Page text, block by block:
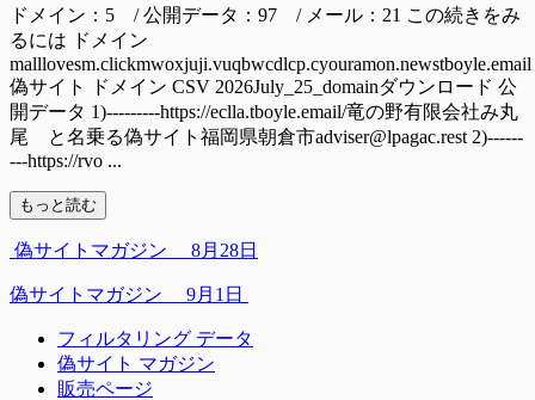
ドメイン：5 / 公開データ：97 / メール：21 この続きをみ
るには ドメイン
malllovesm.clickmwoxjuji.vuqbwcdlcp.cyouramon.newstboyle.email
偽サイト ドメイン CSV 2026July_25_domainダウンロード 公
開データ 1)---------https://eclla.tboyle.email/竜の野有限会社み丸
尾 と名乗る偽サイト福岡県朝倉市adviser@lpagac.rest 2)------
---https://rvo ...
もっと読む
偽サイトマガジン 8月28日
偽サイトマガジン 9月1日
フィルタリング データ
偽サイト マガジン
販売ページ